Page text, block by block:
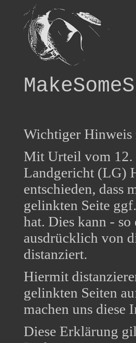
Wichtiger Hinweis
Mit Urteil vom 12.
Landgericht (LG)
entschieden, dass
gelinkten Seite
hat. Dies kann -
ausdrücklich von
distanziert.
Hiermit
gelinkten Seiten
machen uns diese
Diese Erklärung